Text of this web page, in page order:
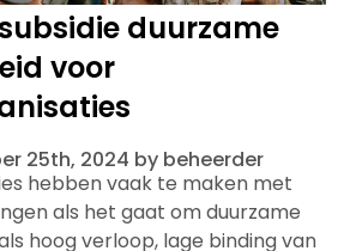
duurzame
voor
25th, 2024 by beheerder
hebben vaak te maken met
als het gaat om duurzame
hoog verloop, lage binding van